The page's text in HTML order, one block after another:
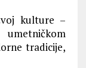
kulture –
tradicije,